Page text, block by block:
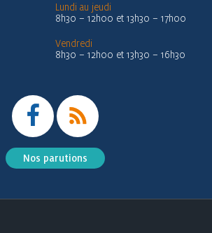
Lundi au jeudi
8h30 – 12h00 et 13h30 – 17h00
Vendredi
8h30 – 12h00 et 13h30 – 16h30
Nos parutions